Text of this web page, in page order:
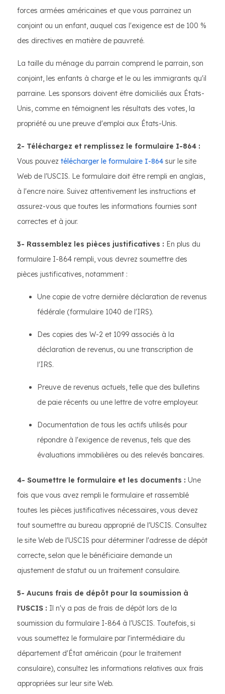
forces armées américaines et que vous parrainez un
conjoint ou un enfant, auquel cas l'exigence est de 100 %
des directives en matière de pauvreté.
La taille du ménage du parrain comprend le parrain, son
conjoint, les enfants à charge et le ou les immigrants qu'il
parraine. Les sponsors doivent être domiciliés aux États-
Unis, comme en témoignent les résultats des votes, la
propriété ou une preuve d'emploi aux États-Unis.
2- Téléchargez et remplissez le formulaire I-864 :
Vous pouvez télécharger le formulaire I-864 sur le site
Web de l'USCIS. Le formulaire doit être rempli en anglais,
à l'encre noire. Suivez attentivement les instructions et
assurez-vous que toutes les informations fournies sont
correctes et à jour.
3- Rassemblez les pièces justificatives : En plus du
formulaire I-864 rempli, vous devrez soumettre des
pièces justificatives, notamment :
Une copie de votre dernière déclaration de revenus
fédérale (formulaire 1040 de l'IRS).
Des copies des W-2 et 1099 associés à la
déclaration de revenus, ou une transcription de
l'IRS.
Preuve de revenus actuels, telle que des bulletins
de paie récents ou une lettre de votre employeur.
Documentation de tous les actifs utilisés pour
répondre à l'exigence de revenus, tels que des
évaluations immobilières ou des relevés bancaires.
4- Soumettre le formulaire et les documents : Une
fois que vous avez rempli le formulaire et rassemblé
toutes les pièces justificatives nécessaires, vous devez
tout soumettre au bureau approprié de l'USCIS. Consultez
le site Web de l'USCIS pour déterminer l'adresse de dépôt
correcte, selon que le bénéficiaire demande un
ajustement de statut ou un traitement consulaire.
5- Aucuns frais de dépôt pour la soumission à
l'USCIS : Il n'y a pas de frais de dépôt lors de la
soumission du formulaire I-864 à l'USCIS. Toutefois, si
vous soumettez le formulaire par l'intermédiaire du
département d'État américain (pour le traitement
consulaire), consultez les informations relatives aux frais
appropriées sur leur site Web.